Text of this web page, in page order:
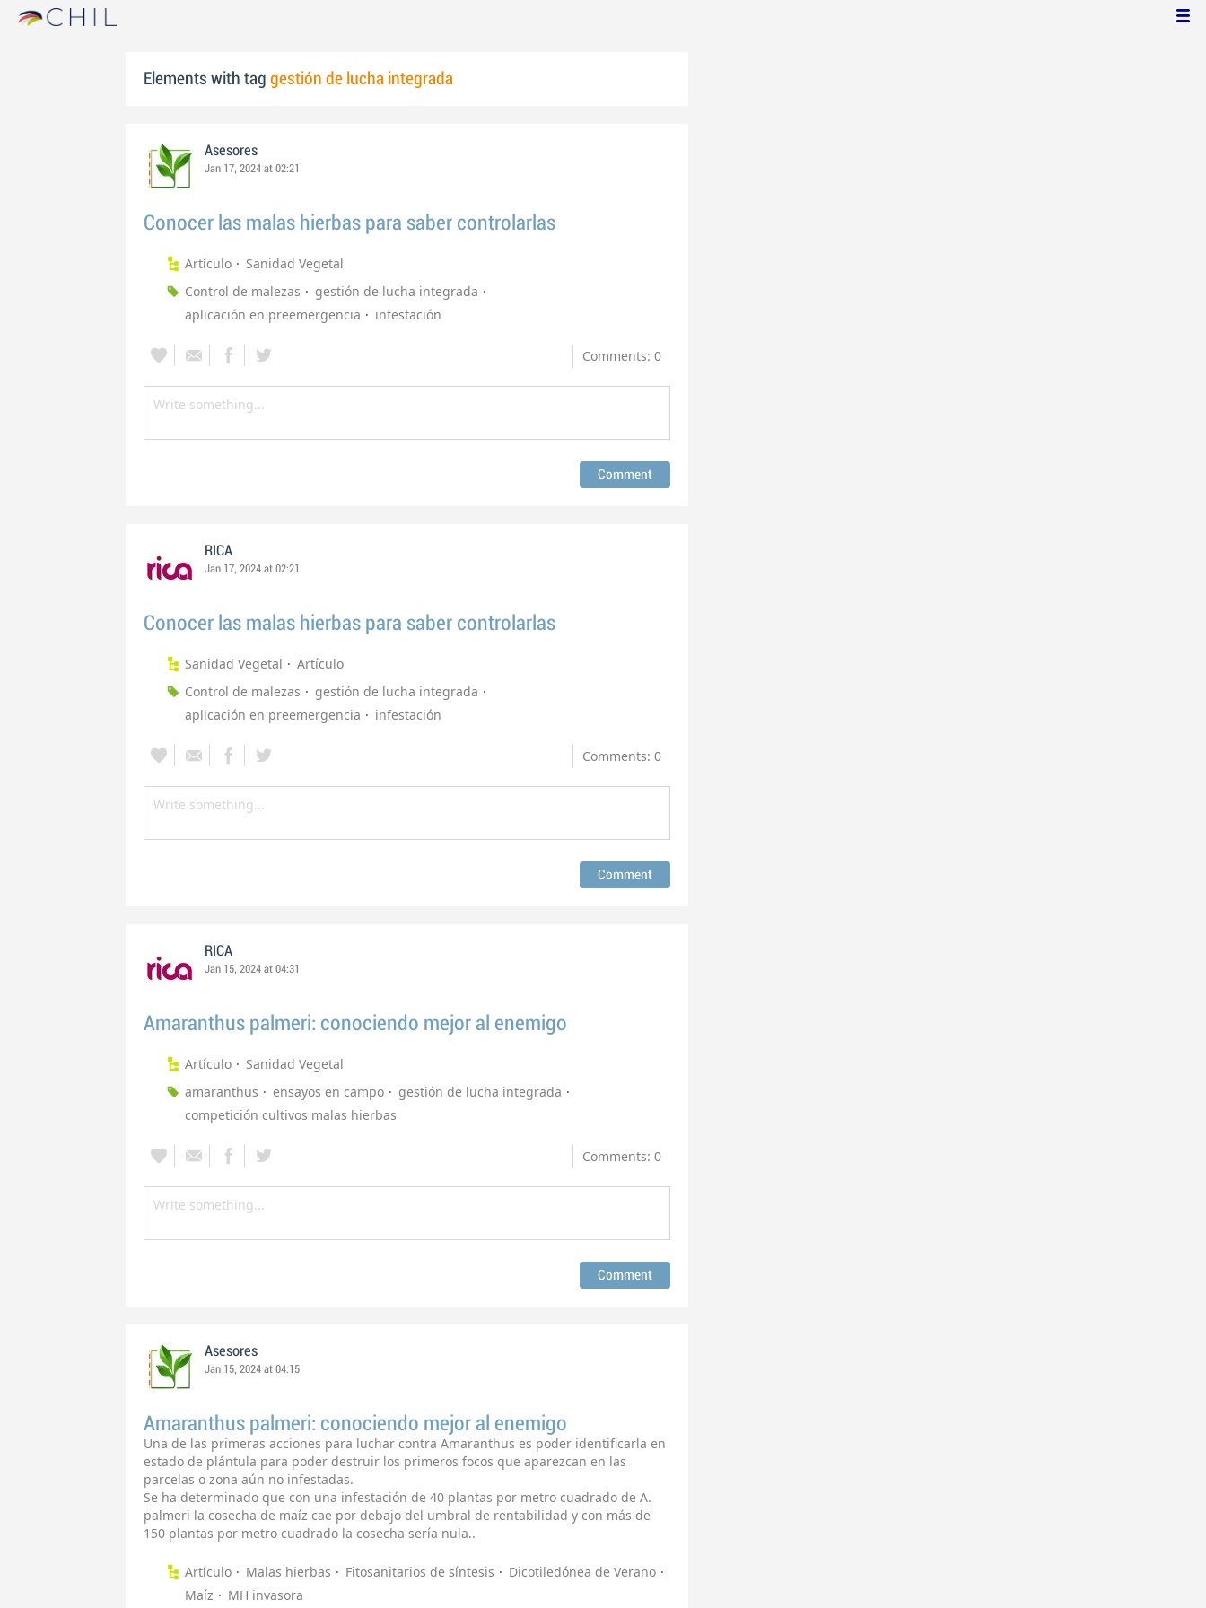
Elements with tag gestión de lucha integrada
Asesores
Jan 17, 2024 at 02:21
Conocer las malas hierbas para saber controlarlas
Artículo
Sanidad Vegetal
Control de malezas
gestión de lucha integrada
aplicación en preemergencia
infestación
Comments: 0
RICA
Jan 17, 2024 at 02:21
Conocer las malas hierbas para saber controlarlas
Sanidad Vegetal
Artículo
Control de malezas
gestión de lucha integrada
aplicación en preemergencia
infestación
Comments: 0
RICA
Jan 15, 2024 at 04:31
Amaranthus palmeri: conociendo mejor al enemigo
Artículo
Sanidad Vegetal
amaranthus
ensayos en campo
gestión de lucha integrada
competición cultivos malas hierbas
Comments: 0
Asesores
Jan 15, 2024 at 04:15
Amaranthus palmeri: conociendo mejor al enemigo
Una de las primeras acciones para luchar contra Amaranthus es poder identificarla en
estado de plántula para poder destruir los primeros focos que aparezcan en las
parcelas o zona aún no infestadas.
Se ha determinado que con una infestación de 40 plantas por metro cuadrado de A.
palmeri la cosecha de maíz cae por debajo del umbral de rentabilidad y con más de
150 plantas por metro cuadrado la cosecha sería nula..
Artículo Malas hierbas Fitosanitarios de síntesis
Dicotiledónea de Verano
Maíz
MH invasora